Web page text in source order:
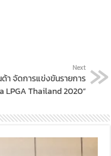
Next
า จัดการแข่งขันรายการ
LPGA Thailand 2020”